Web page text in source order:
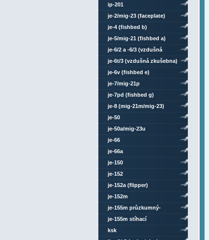
ip-201
je-2/mig-23 (faceplate)
je-4 (fishbed b)
je-5/mig-21 (fishbed a)
je-6/2 a -6/3 (vzdušná
zkušebna)
je-6t/3 (vzdušná zkušebna)
je-6v (fishbed e)
je-7/mig-21p
je-7pd (fishbed g)
je-8 (mig-21m/mig-23)
je-50
je-50a/mig-23u
je-66
je-66a
je-150
je-152
je-152a (flipper)
je-152m
je-155m průzkumný-
bombardovací
je-155m stíhací
ksk